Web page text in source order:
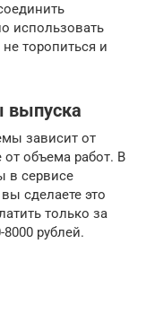
использовать
торопиться и
выпуска
зависит от
объема работ. В
в сервисе
сделаете это
только за
рублей.